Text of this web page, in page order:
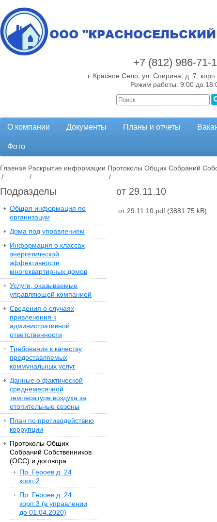
+7 (812) 986-71-
г. Красное Село, ул. Спирина, д. 7,
Режим работы: 9:00 до
О компании Документы Планы и отчеты
Фото
Главная
/
Раскрытие информации
/
Протоколы Общих Собраний
/
Подразделы
Общая информация по
организации
Дома под управлением
Информация о классах
энергетической
эффективности
многоквартирных домов
Услуги, оказываемые
управляющей компанией
Сведения о случаях
привлечения к
административной
ответственности
Требования к качеству
предоставляемых
коммунальных услуг
Данные о фактической
среднемесячной
температуре воздуха за
отопительные сезоны
План по противодействию
коррупции
Протоколы Общих
Собраний Собственников
(ОСС) и договора
Пр. Героев д. 24
корп.2
Пр. Героев д. 24
корп.3 (в управлении
до 01.04.2020)
от 29.11.10
от 29.11.10.pdf (3881.75 kB)